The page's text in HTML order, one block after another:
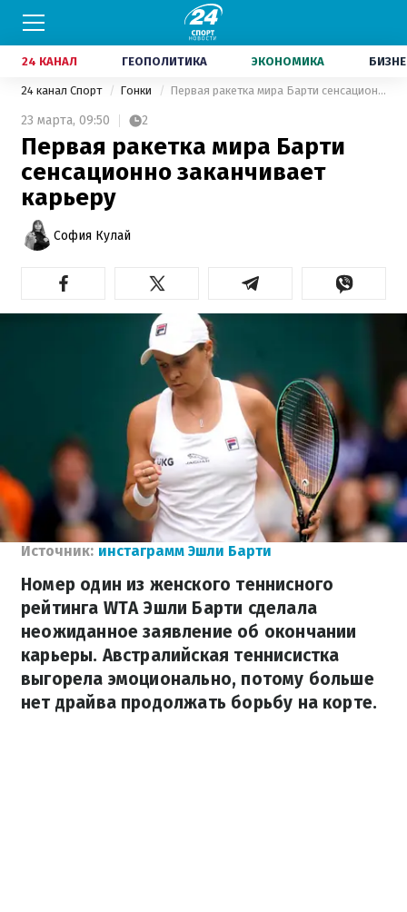
24 КАНАЛ ГЕОПОЛИТИКА ЭКОНОМИКА
24 канал Спорт Гонки Первая ракетка мира Барти сенсационно заканчивает карьеру
23 марта, 09:50 2
Первая ракетка мира Барти
сенсационно заканчивает
карьеру
София Кулай
Источник: инстаграмм Эшли Барти
Номер один из женского теннисного
рейтинга WTA Эшли Барти сделала
неожиданное заявление об окончании
карьеры. Австралийская теннисистка
выгорела эмоционально, потому больше
нет драйва продолжать борьбу на корте.